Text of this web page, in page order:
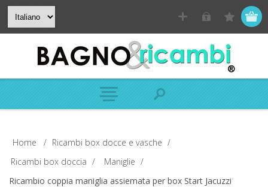
Home / Ricambi box docce e vasche /
Ricambi box doccia / Maniglie /
Ricambio coppia maniglia assiemata per box Start Jacuzzi